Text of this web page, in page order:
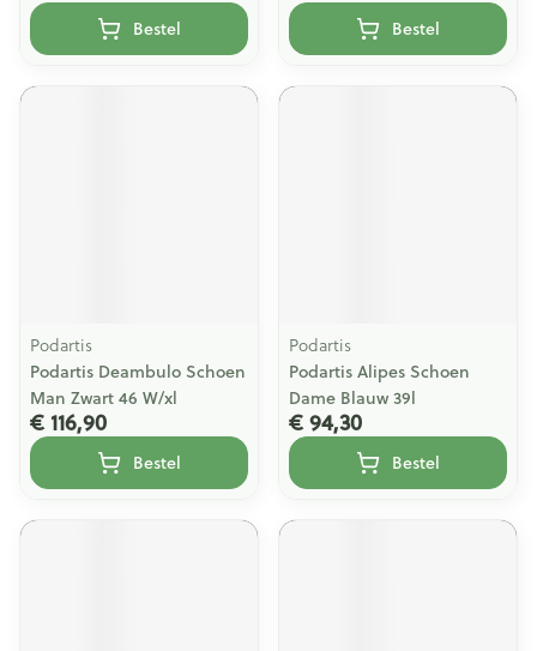
Bestel Bestel
Podartis
Podartis Deambulo Schoen
Man Zwart 46 W/xl
€ 116,90
Bestel
Podartis
Podartis Alipes Schoen
Dame Blauw 39l
€ 94,30
Bestel